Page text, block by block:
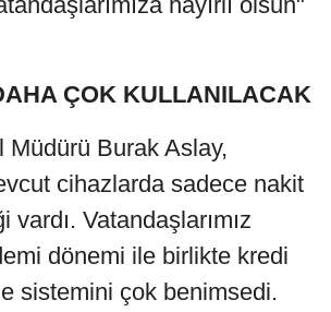
ÇOK KULLANILACAK
Müdürü Burak Aslay,
cihazlarda sadece nakit
vardı. Vatandaşlarımız
dönemi ile birlikte kredi
sistemini çok benimsedi.